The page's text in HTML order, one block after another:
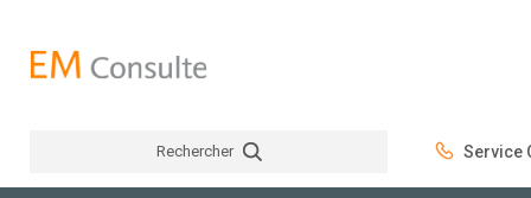
Rechercher Service